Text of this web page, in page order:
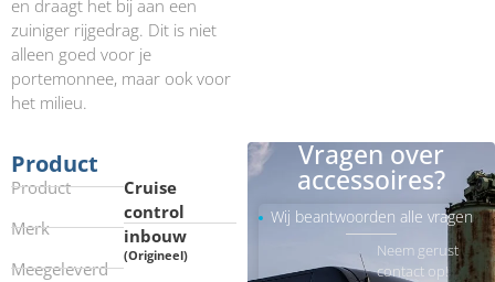
en draagt het bij aan een
zuiniger rijgedrag. Dit is niet
alleen goed voor je
portemonnee, maar ook voor
het milieu.
Product
Product
Merk
Meegeleverd
Cruise
control
inbouw
(Origineel)
Vragen over
accessoires?
Wij beantwoorden alle vragen
Neem gerust
contact op!